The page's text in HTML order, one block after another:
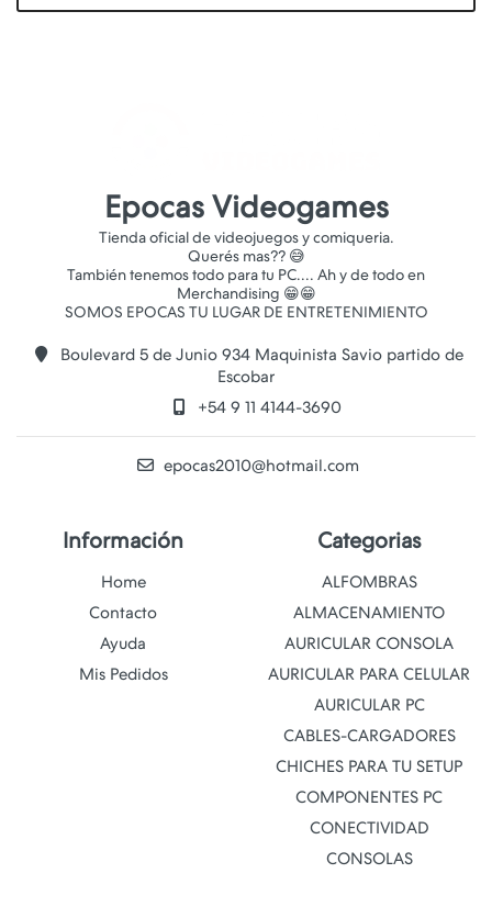
Epocas Videogames
Tienda oficial de videojuegos y comiqueria.
Querés mas?? 😅
También tenemos todo para tu PC.... Ah y de todo en
Merchandising 😁😁
Boulevard 5 de Junio 934 Maquinista Savio partido de
Escobar
+54 9 11 4144-3690
epocas2010@hotmail.com
Información
Home
Contacto
Ayuda
Mis Pedidos
Categorias
ALFOMBRAS
ALMACENAMIENTO
AURICULAR CONSOLA
AURICULAR PARA CELULAR
AURICULAR PC
CABLES-CARGADORES
CHICHES PARA TU SETUP
COMPONENTES PC
CONECTIVIDAD
CONSOLAS